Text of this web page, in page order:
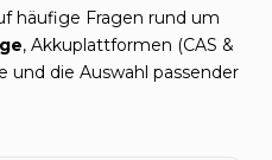
häufige Fragen rund um
, Akkuplattformen (CAS &
und die Auswahl passender